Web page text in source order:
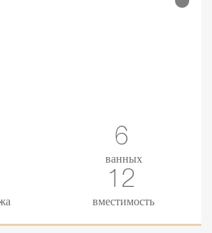
6
ванных
12
вместимость